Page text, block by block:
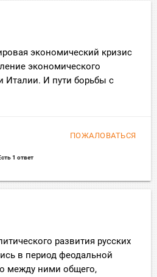
экономический кризис
экономического
Италии. И пути борьбы с
ПОЖАЛОВАТЬСЯ
1 ответ
развития русских
в период феодальной
между ними общего,